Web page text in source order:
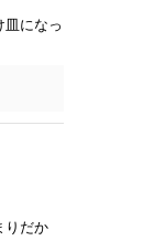
皿になっ
りだか